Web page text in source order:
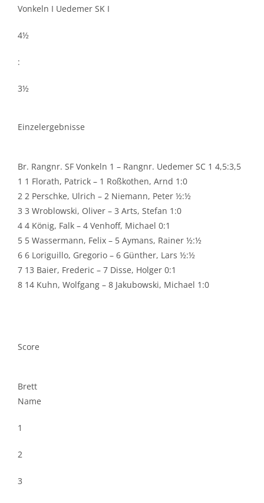
Vonkeln I Uedemer SK I
4½
:
3½
Einzelergebnisse
Br. Rangnr. SF Vonkeln 1 – Rangnr. Uedemer SC 1 4,5:3,5
1 1 Florath, Patrick – 1 Roßkothen, Arnd 1:0
2 2 Perschke, Ulrich – 2 Niemann, Peter ½:½
3 3 Wroblowski, Oliver – 3 Arts, Stefan 1:0
4 4 König, Falk – 4 Venhoff, Michael 0:1
5 5 Wassermann, Felix – 5 Aymans, Rainer ½:½
6 6 Loriguillo, Gregorio – 6 Günther, Lars ½:½
7 13 Baier, Frederic – 7 Disse, Holger 0:1
8 14 Kuhn, Wolfgang – 8 Jakubowski, Michael 1:0
Score
Brett
Name
1
2
3